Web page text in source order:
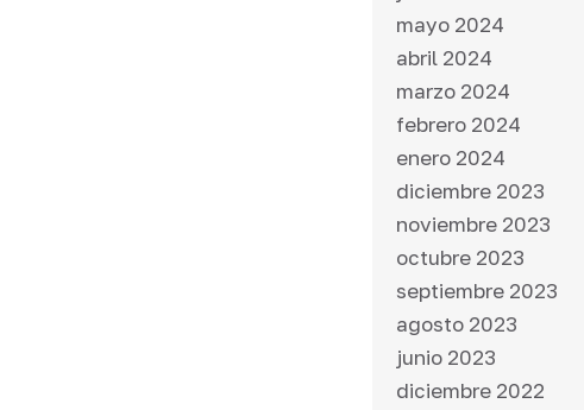
mayo 2024
abril 2024
marzo 2024
febrero 2024
enero 2024
diciembre 2023
noviembre 2023
octubre 2023
septiembre 2023
agosto 2023
junio 2023
diciembre 2022